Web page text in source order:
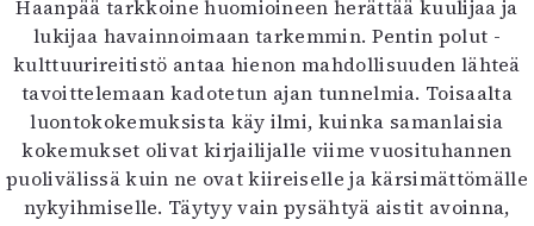
Haanpää tarkkoine huomioineen herättää kuulijaa ja
lukijaa havainnoimaan tarkemmin. Pentin polut -
kulttuurireitistö antaa hienon mahdollisuuden lähteä
tavoittelemaan kadotetun ajan tunnelmia. Toisaalta
luontokokemuksista käy ilmi, kuinka samanlaisia
kokemukset olivat kirjailijalle viime vuosituhannen
puolivälissä kuin ne ovat kiireiselle ja kärsimättömälle
nykyihmiselle. Täytyy vain pysähtyä aistit avoinna,